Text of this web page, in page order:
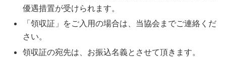
優遇措置が受けられます。
「領収証」をご入用の場合は、当協会までご連絡くだ
さい。
領収証の宛先は、お振込名義とさせて頂きます。